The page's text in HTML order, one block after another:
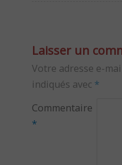
Laisser un
Votre adresse e-
indiqués avec *
Commentaire
*